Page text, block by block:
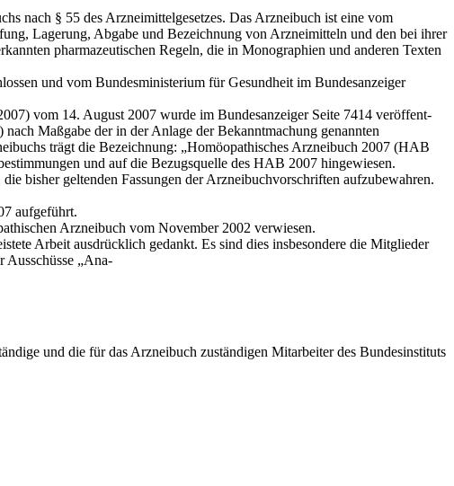
nach § 55 des Arzneimittelgesetzes. Das Arzneibuch ist eine vom
Lagerung, Abgabe und Bezeichnung von Arzneimitteln und den bei ihrer
pharmazeutischen Re­geln, die in Monographien und anderen Texten
und vom Bundesministerium für Gesundheit im Bundesanzeiger
vom 14. August 2007 wurde im Bundesanzeiger Seite 7414 veröffent­
Maßgabe der in der Anlage der Bekanntmachung genannten
trägt die Bezeichnung: „Homöopathisches Arzneibuch 2007 (HAB
und auf die Bezugsquelle des HAB 2007 hinge­wiesen.
bisher geltenden Fassungen der Arzneibuchvorschriften aufzube­wahren.
aufgeführt.
Arzneibuch vom November 2002 verwiesen.
Arbeit ausdrücklich gedankt. Es sind dies insbesondere die Mitglieder
„Ana-
und die für das Arzneibuch zuständigen Mitarbeiter des Bundesinstituts